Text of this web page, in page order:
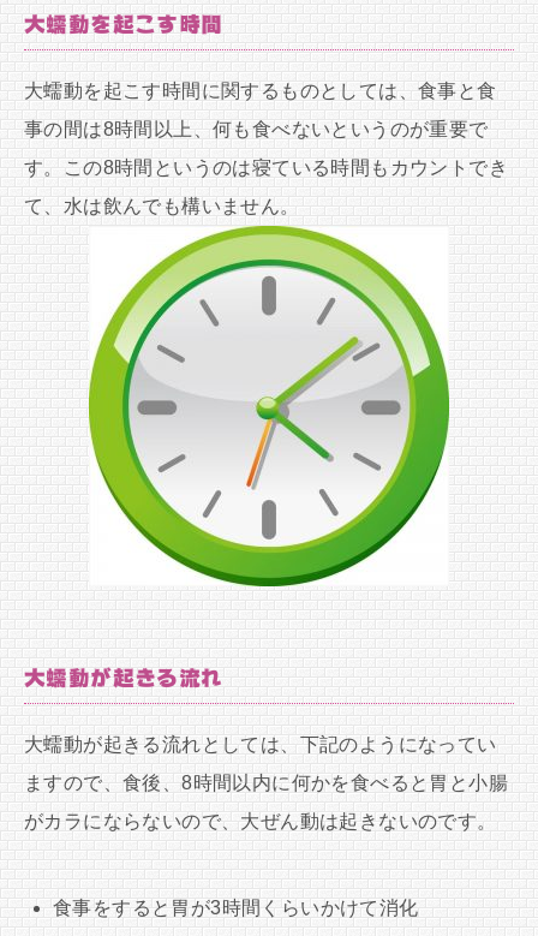
大蠕動を起こす時間
大蠕動を起こす時間に関するものとしては、食事と食
事の間は8時間以上、何も食べないというのが重要で
す。この8時間というのは寝ている時間もカウントでき
て、水は飲んでも構いません。
大蠕動が起きる流れ
大蠕動が起きる流れとしては、下記のようになってい
ますので、食後、8時間以内に何かを食べると胃と小腸
がカラにならないので、大ぜん動は起きないのです。
食事をすると胃が3時間くらいかけて消化